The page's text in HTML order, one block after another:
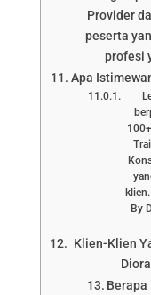
Provider
peserta
profesi
Apa
By
Klien-Klien
Berapa